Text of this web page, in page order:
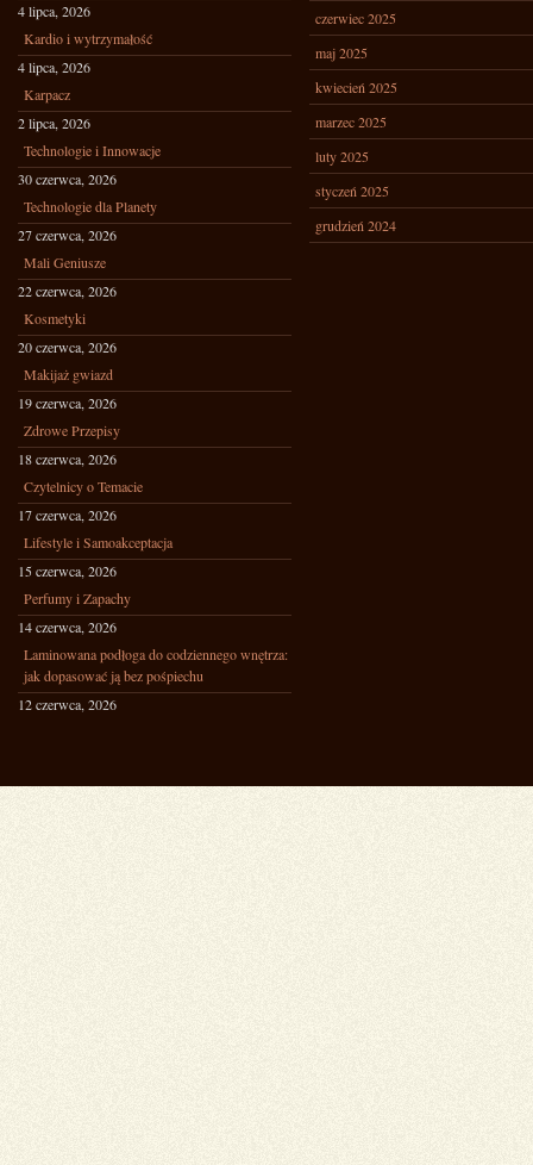
4 lipca, 2026
Kardio i wytrzymałość
4 lipca, 2026
Karpacz
2 lipca, 2026
Technologie i Innowacje
30 czerwca, 2026
Technologie dla Planety
27 czerwca, 2026
Mali Geniusze
22 czerwca, 2026
Kosmetyki
20 czerwca, 2026
Makijaż gwiazd
19 czerwca, 2026
Zdrowe Przepisy
18 czerwca, 2026
Czytelnicy o Temacie
17 czerwca, 2026
Lifestyle i Samoakceptacja
15 czerwca, 2026
Perfumy i Zapachy
14 czerwca, 2026
Laminowana podłoga do codziennego wnętrza:
jak dopasować ją bez pośpiechu
12 czerwca, 2026
czerwiec 2025
maj 2025
kwiecień 2025
marzec 2025
luty 2025
styczeń 2025
grudzień 2024